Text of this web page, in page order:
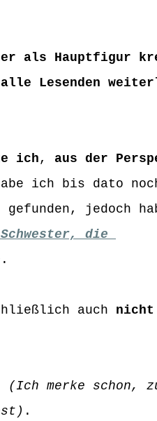
als Hauptfigur
alle Lesenden
ich, aus der
ich bis dato
jedoch
Schwester, die
.
auch nicht
(Ich merke schon,
.